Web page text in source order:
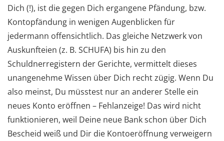
Dich (!), ist die gegen Dich ergangene Pfändung, bzw.
Kontopfändung in wenigen Augenblicken für
jedermann offensichtlich. Das gleiche Netzwerk von
Auskunfteien (z. B. SCHUFA) bis hin zu den
Schuldnerregistern der Gerichte, vermittelt dieses
unangenehme Wissen über Dich recht zügig. Wenn Du
also meinst, Du müsstest nur an anderer Stelle ein
neues Konto eröffnen – Fehlanzeige! Das wird nicht
funktionieren, weil Deine neue Bank schon über Dich
Bescheid weiß und Dir die Kontoeröffnung verweigern